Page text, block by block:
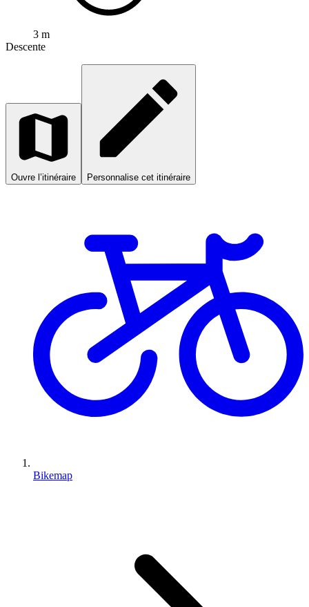
3 m
Descente
Ouvre l’itinéraire Personnalise cet itinéraire
Bikemap